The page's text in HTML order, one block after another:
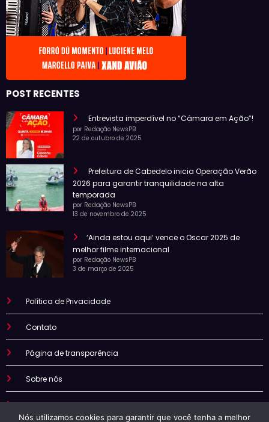
POST RECENTES
Entrevista imperdível no “Câmara em Ação”!
por Redação NewsPB
22 de outubro de 2025
Prefeitura de Cabedelo inicia Operação Verão
2026 para garantir tranquilidade na alta
temporada
por Redação NewsPB
13 de novembro de 2025
‘Ainda estou aqui’ vence o Oscar 2025 de
melhor filme internacional
por Redação NewsPB
3 de março de 2025
Política de Privacidade
Contato
Página de transparência
Sobre nós
Termo de uso
Nós utilizamos cookies para garantir que você tenha a melhor